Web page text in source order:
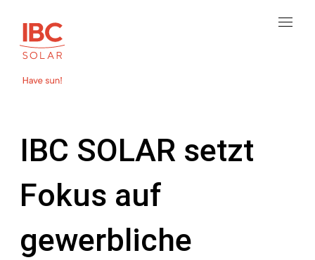
IBC SOLAR setzt
Fokus auf
gewerbliche